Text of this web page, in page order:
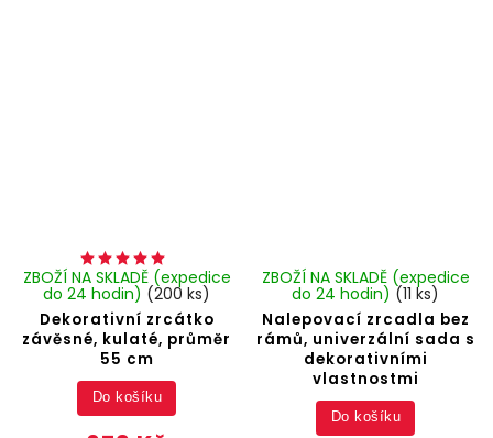
Dekorativní zrcátko
závěsné, kulaté, průměr
55 cm
ZBOŽÍ NA SKLADĚ (expedice
do 24 hodin) (200 ks)
Do košíku
Nalepovací zrcadla bez
rámů, univerzální sada s
dekorativními
vlastnostmi
ZBOŽÍ NA SKLADĚ (expedice
do 24 hodin) (11 ks)
Do košíku